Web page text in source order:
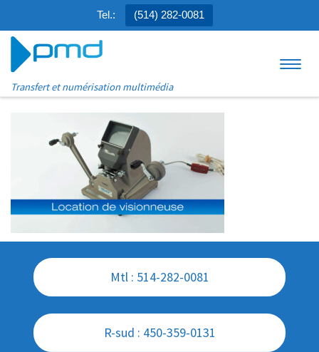
Tel.: (514) 282-0081
Transfert et numérisation multimédia
Mtl : 514-282-0081
R-sud : 450-359-0131